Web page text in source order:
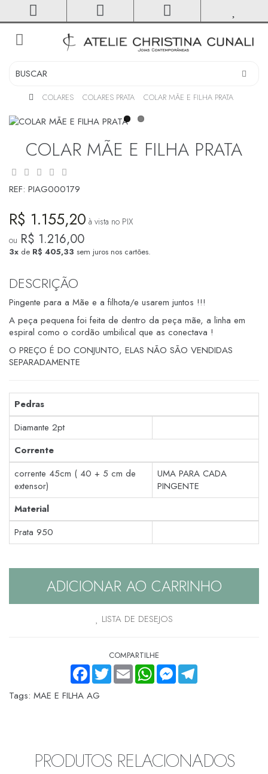
toggle
COLARES COLARES PRATA COLAR MÃE E FILHA PRATA
COLAR MÃE E FILHA PRATA
REF: PIAG000179
R$ 1.155,20 à vista no PIX
ou R$ 1.216,00
3x de R$ 405,33 sem juros nos cartões.
DESCRIÇÃO
Pingente para a Mãe e a filhota/e usarem juntos !!!
A peça pequena foi feita de dentro da peça mãe, a linha em
espiral como o cordão umbilical que as conectava !
O PREÇO É DO CONJUNTO, ELAS NÃO SÃO VENDIDAS
SEPARADAMENTE
Pedras
Diamante 2pt
Corrente
corrente 45cm ( 40 + 5 cm de
extensor)
UMA PARA CADA
PINGENTE
Material
Prata 950
ADICIONAR AO CARRINHO
LISTA DE DESEJOS
COMPARTILHE
FACEBOOKTWITTEREMAIL WHATSAPPMESSENGER
TELEGRAM
Tags: MAE E FILHA AG
PRODUTOS RELACIONADOS